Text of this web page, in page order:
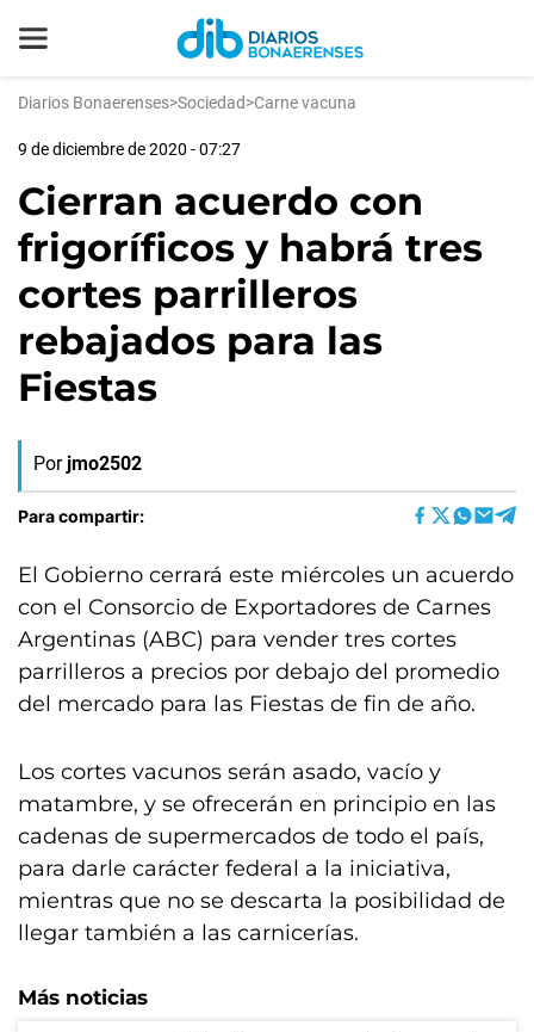
Diarios Bonaerenses>Sociedad>Carne vacuna
9 de diciembre de 2020 - 07:27
Cierran acuerdo con
frigoríficos y habrá tres
cortes parrilleros
rebajados para las
Fiestas
Por jmo2502
Para compartir:
El Gobierno cerrará este miércoles un acuerdo
con el Consorcio de Exportadores de Carnes
Argentinas (ABC) para vender tres cortes
parrilleros a precios por debajo del promedio
del mercado para las Fiestas de fin de año.
Los cortes vacunos serán asado, vacío y
matambre, y se ofrecerán en principio en las
cadenas de supermercados de todo el país,
para darle carácter federal a la iniciativa,
mientras que no se descarta la posibilidad de
llegar también a las carnicerías.
Más noticias